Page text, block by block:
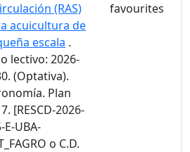
(RAS)
acuicultura de
escala .
lectivo: 2026-
(Optativa).
Plan
[RESCD-2026-
E-UBA-
o C.D.